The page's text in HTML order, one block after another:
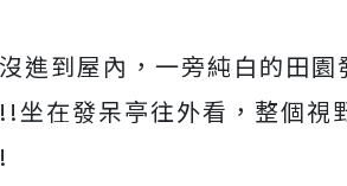
進到屋內，一旁純白的田園
坐在發呆亭往外看，整個視